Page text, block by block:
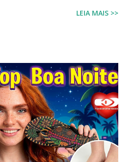
na moda feminina e urbana.
aquele elástico de cabelo
conquistou passarelas, vitrines
influenciadoras de moda.
de resgate retrô com toque
trouxe uma inovação que une
O Chinelo Havaianas Top
como essa resposta
LEIA MAIS >>